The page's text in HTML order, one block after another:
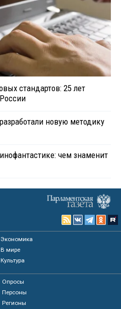
стандартов: 25 лет
новую методику
чем знаменит
Экономика
В мире
Культура
Опросы
Персоны
Регионы